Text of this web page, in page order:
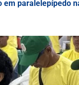
em paralelepípedo